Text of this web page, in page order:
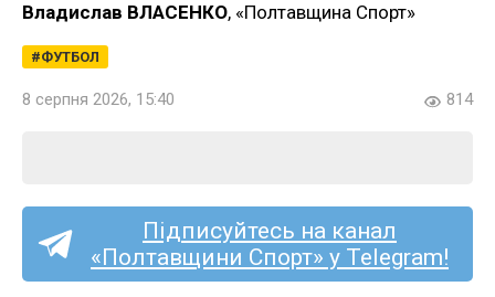
Владислав ВЛАСЕНКО, «Полтавщина Спорт»
ФУТБОЛ
8 серпня 2026, 15:40 814
Підписуйтесь на канал
«Полтавщини Спорт» у Telegram!